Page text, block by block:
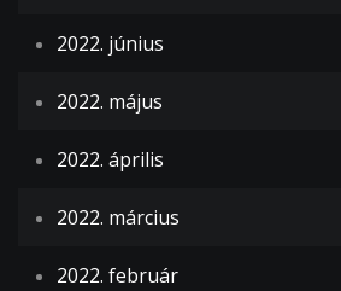
2022. június
2022. május
2022. április
2022. március
2022. február